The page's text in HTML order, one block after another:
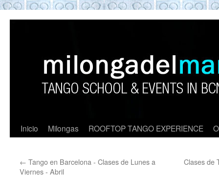
Tango experience Barcelona. Tango
Inicio Milongas ROOFTOP TANGO EXPERIENCE
← Tango en Barcelona - Clases de Lunes a
Viernes - Abril
Clases de